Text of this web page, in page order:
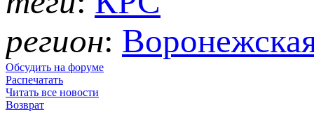
регион:
Обсудить на форуме
Распечатать
Читать все новости
Возврат